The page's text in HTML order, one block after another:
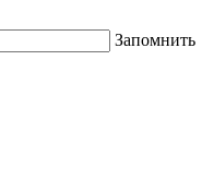
Запомнить